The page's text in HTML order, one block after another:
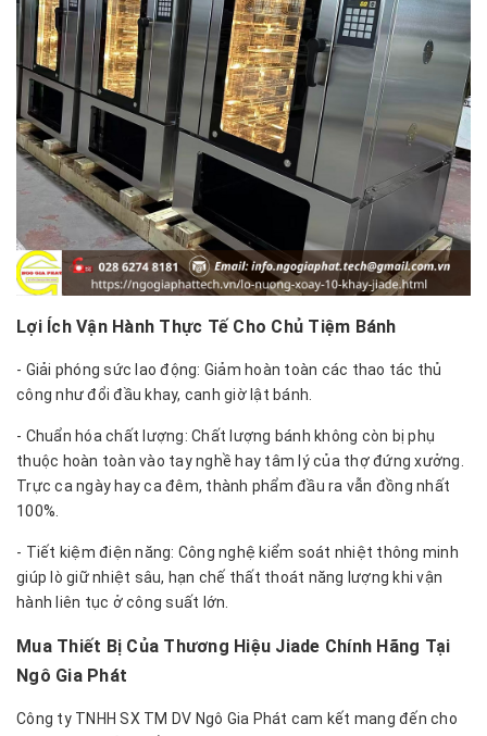
Lợi Ích Vận Hành Thực Tế Cho Chủ Tiệm Bánh
- Giải phóng sức lao động: Giảm hoàn toàn các thao tác thủ
công như đổi đầu khay, canh giờ lật bánh.
- Chuẩn hóa chất lượng: Chất lượng bánh không còn bị phụ
thuộc hoàn toàn vào tay nghề hay tâm lý của thợ đứng xưởng.
Trực ca ngày hay ca đêm, thành phẩm đầu ra vẫn đồng nhất
100%.
- Tiết kiệm điện năng: Công nghệ kiểm soát nhiệt thông minh
giúp lò giữ nhiệt sâu, hạn chế thất thoát năng lượng khi vận
hành liên tục ở công suất lớn.
Mua Thiết Bị Của Thương Hiệu Jiade Chính Hãng Tại
Ngô Gia Phát
Công ty TNHH SX TM DV Ngô Gia Phát cam kết mang đến cho